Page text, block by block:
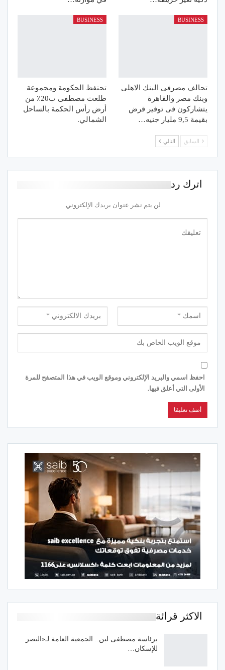
BUSINESS
تحالف مصرفى البنك الاهلى
وبنك مصر والقاهرة
يتشاركون فى توفير قرض
بقيمة 9,5 مليار جنيه…
BUSINESS
تحتفظ الحكومة ومجموعة
طلعت مصطفى ب20٪ من
أرض رأس الحكمة بالساحل
الشمالي.
السابق التالي
اترك رد
لن يتم نشر عنوان بريدك الإلكتروني.
احفظ اسمي والبريد الإلكتروني وموقع الويب في هذا المتصفح للمرة
الأولى التي أعلق فيها.
الاكثر قرائة
برئاسة مصطفى لبن.. الجمعية العامة لـ«النصر
للإسكان…